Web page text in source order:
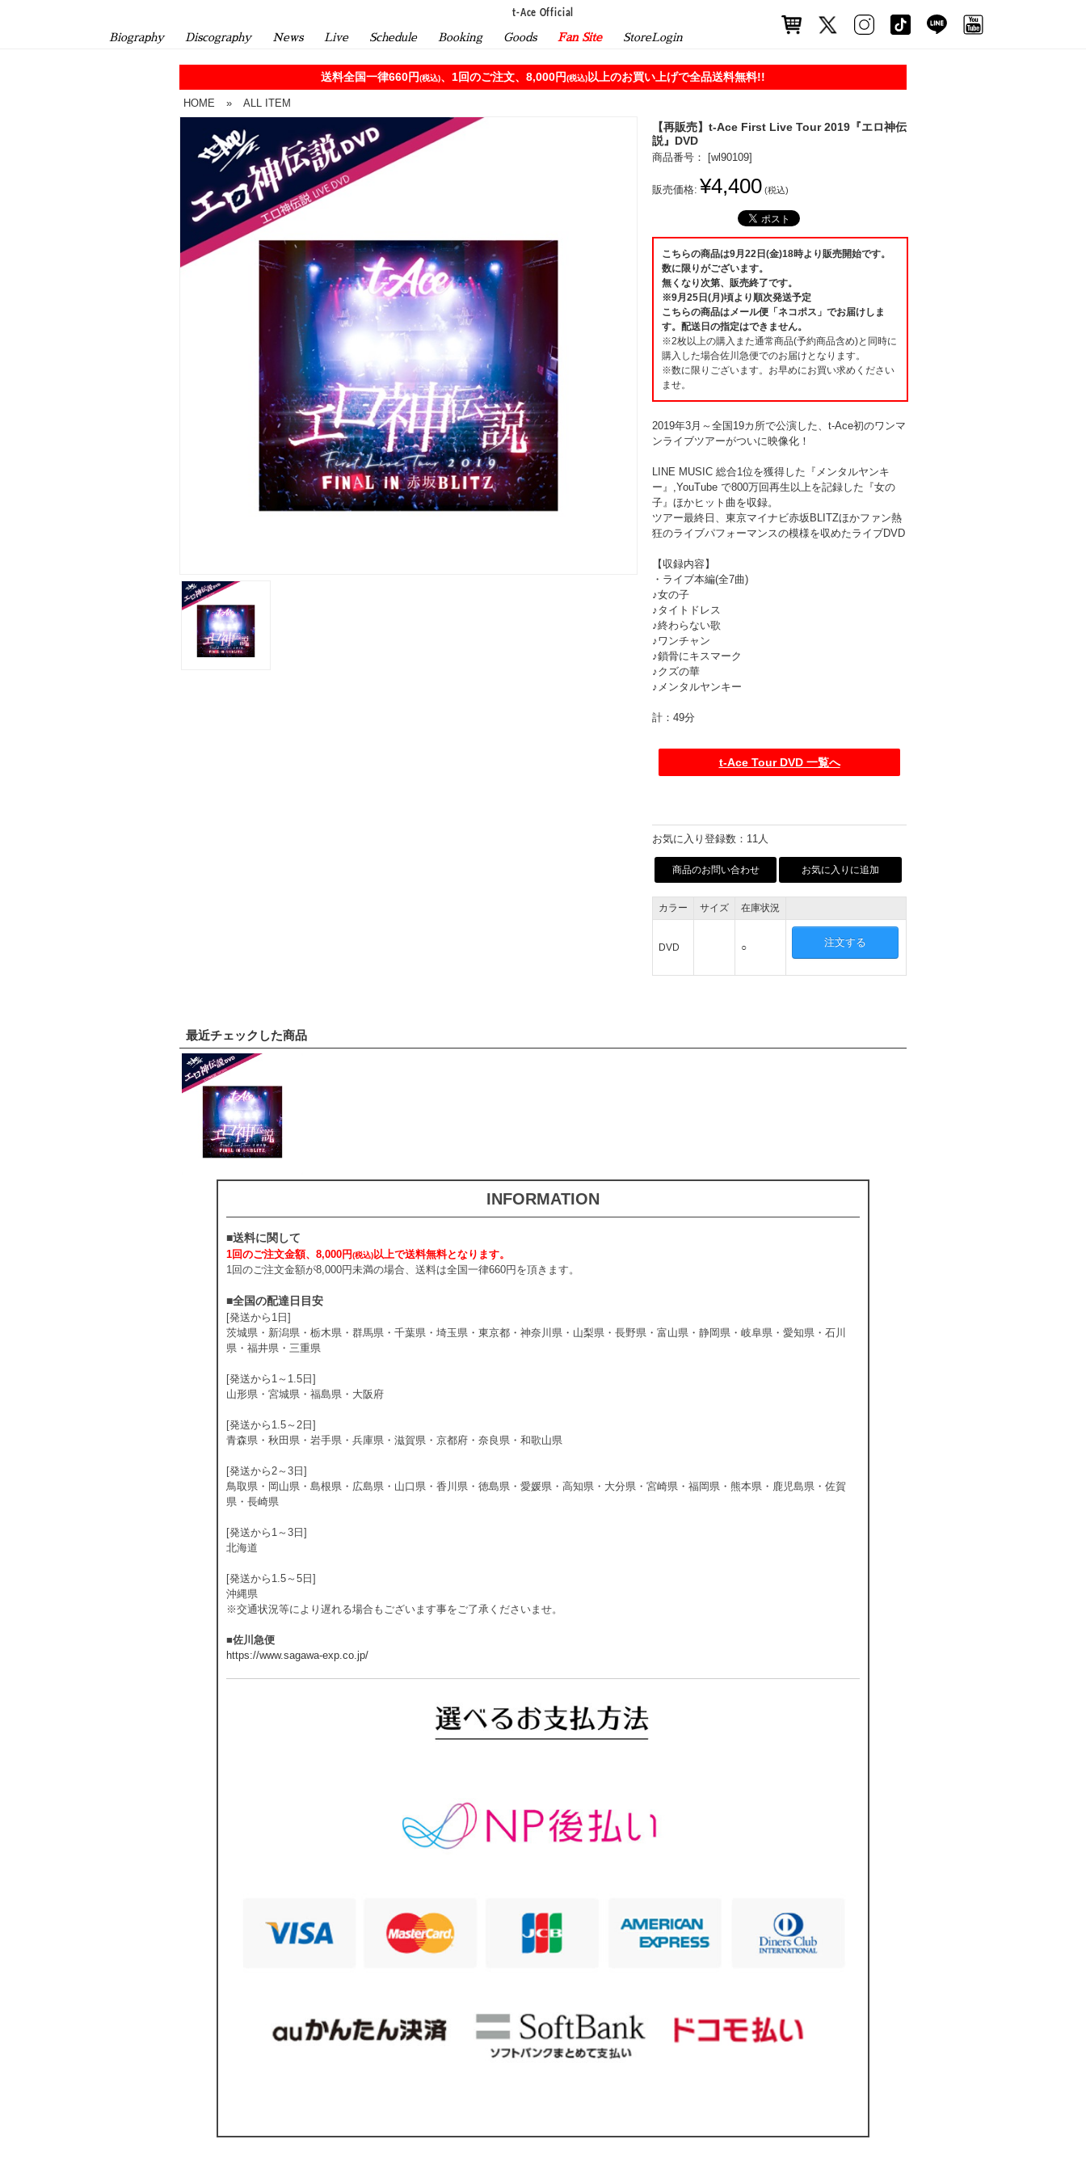
t-Ace Official
Biography Discography News Live Schedule Booking Goods Fan Site StoreLogin
送料全国一律660円(税込)、1回のご注文、8,000円(税込) 以上のお買い上げで全品送料無料!!
HOME » ALL ITEM
【再販売】t-Ace First Live Tour 2019『エロ神伝
説』DVD
商品番号： [wl90109]
販売価格: ¥4,400 (税込)
こちらの商品は9月22日(金)18時より販売開始です。
数に限りがございます。
無くなり次第、販売終了です。
※9月25日(月)頃より順次発送予定
こちらの商品はメール便「ネコポス」でお届けしま
す。配送日の指定はできません。
※2枚以上の購入また通常商品(予約商品含め)と同時に
購入した場合佐川急便でのお届けとなります。
※数に限りございます。お早めにお買い求めください
ませ。
2019年3月～全国19カ所で公演した、t-Ace初のワンマ
ンライブツアーがついに映像化！
LINE MUSIC 総合1位を獲得した『メンタルヤンキ
ー』,YouTube で800万回再生以上を記録した『女の
子』ほかヒット曲を収録。
ツアー最終日、東京マイナビ赤坂BLITZほかファン熱
狂のライブパフォーマンスの模様を収めたライブDVD
【収録内容】
・ライブ本編(全7曲)
♪女の子
♪タイトドレス
♪終わらない歌
♪ワンチャン
♪鎖骨にキスマーク
♪クズの華
♪メンタルヤンキー
計：49分
t-Ace Tour DVD 一覧へ
お気に入り登録数：11人
商品のお問い合わせ お気に入りに追加
カラー サイズ 在庫状況
DVD ○ 注文する
最近チェックした商品
INFORMATION
■送料に関して
1回のご注文金額、8,000円(税込)以上で送料無料となります。
1回のご注文金額が8,000円未満の場合、送料は全国一律660円を頂きます。
■全国の配達日目安
[発送から1日]
茨城県・新潟県・栃木県・群馬県・千葉県・埼玉県・東京都・神奈川県・山梨県・長野県・富山県・静岡県・岐阜県・愛知県・石川
県・福井県・三重県
[発送から1～1.5日]
山形県・宮城県・福島県・大阪府
[発送から1.5～2日]
青森県・秋田県・岩手県・兵庫県・滋賀県・京都府・奈良県・和歌山県
[発送から2～3日]
鳥取県・岡山県・島根県・広島県・山口県・香川県・徳島県・愛媛県・高知県・大分県・宮崎県・福岡県・熊本県・鹿児島県・佐賀
県・長崎県
[発送から1～3日]
北海道
[発送から1.5～5日]
沖縄県
※交通状況等により遅れる場合もございます事をご了承くださいませ。
■佐川急便
https://www.sagawa-exp.co.jp/